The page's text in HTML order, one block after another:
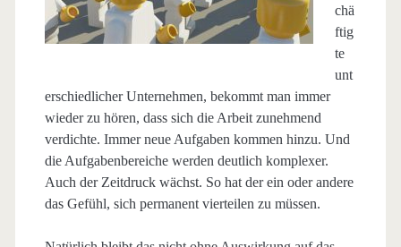
chä
ftig
te
unt
erschiedlicher Unternehmen, bekommt man immer
wieder zu hören, dass sich die Arbeit zunehmend
verdichte. Immer neue Aufgaben kommen hinzu. Und
die Aufgabenbereiche werden deutlich komplexer.
Auch der Zeitdruck wächst. So hat der ein oder andere
das Gefühl, sich permanent vierteilen zu müssen.